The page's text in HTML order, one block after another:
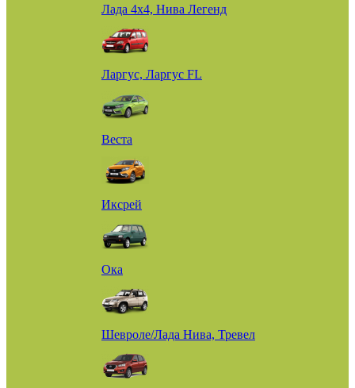
Лада 4х4, Нива Легенд
Ларгус, Ларгус FL
Веста
Иксрей
Ока
Шевроле/Лада Нива, Тревел